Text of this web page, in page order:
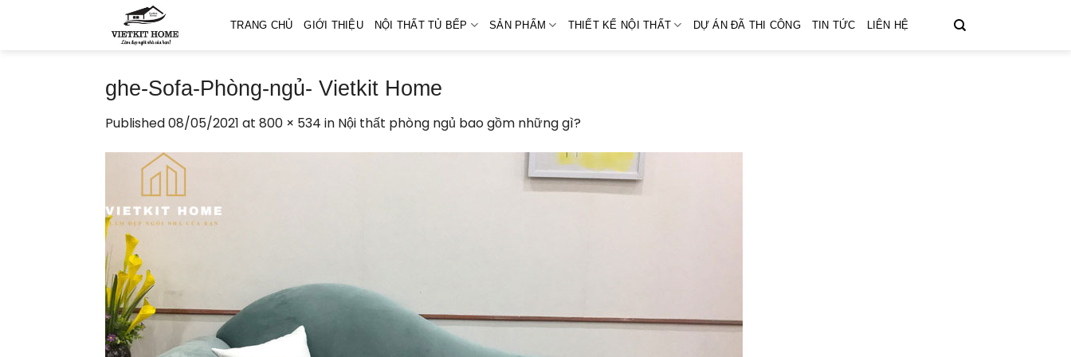
TRANG CHỦ GIỚI THIỆU NỘI THẤT TỦ BẾP SẢN PHẨM THIẾT KẾ NỘI THẤT DỰ ÁN ĐÃ THI CÔNG TIN TỨC LIÊN HỆ
ghe-Sofa-Phòng-ngủ- Vietkit Home
Published08/05/2021 at 800 × 534 in Nội thất phòng ngủ bao gồm những gì?